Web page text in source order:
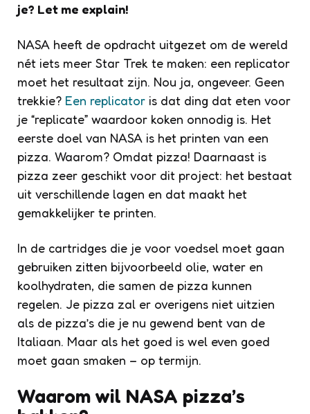
je? Let me explain!
NASA heeft de opdracht uitgezet om de wereld
nét iets meer Star Trek te maken: een replicator
moet het resultaat zijn. Nou ja, ongeveer. Geen
trekkie? Een replicator is dat ding dat eten voor
je “replicate” waardoor koken onnodig is. Het
eerste doel van NASA is het printen van een
pizza. Waarom? Omdat pizza! Daarnaast is
pizza zeer geschikt voor dit project: het bestaat
uit verschillende lagen en dat maakt het
gemakkelijker te printen.
In de cartridges die je voor voedsel moet gaan
gebruiken zitten bijvoorbeeld olie, water en
koolhydraten, die samen de pizza kunnen
regelen. Je pizza zal er overigens niet uitzien
als de pizza’s die je nu gewend bent van de
Italiaan. Maar als het goed is wel even goed
moet gaan smaken – op termijn.
Waarom wil NASA pizza’s